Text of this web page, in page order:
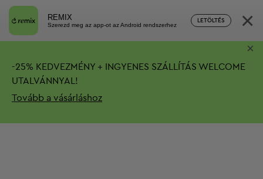
REMIX
Szerezd meg az app-ot az Android rendszerhez
LETÖLTÉS ×
-25% KEDVEZMÉNY + INGYENES SZÁLLÍTÁS WELCOME
UTALVÁNNYAL!
Tovább a vásárláshoz
×